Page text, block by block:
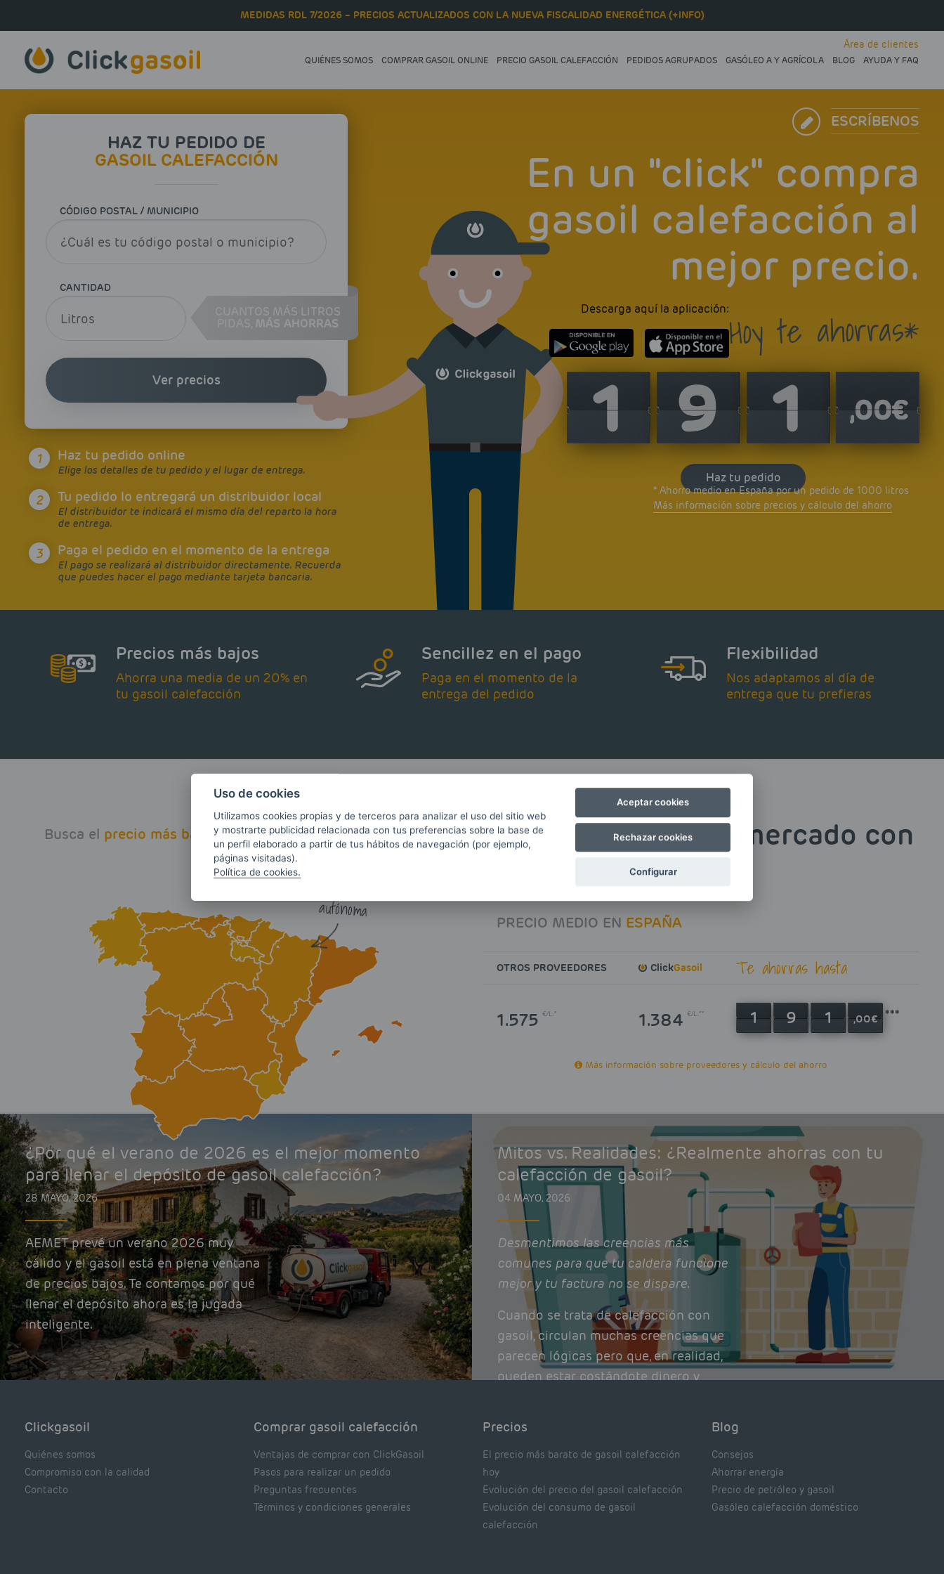
MEDIDAS RDL 7/2026 – PRECIOS ACTUALIZADOS CON LA NUEVA FISCALIDAD ENERGÉTICA (+INFO)
QUIÉNES SOMOS COMPRAR GASOIL ONLINE PRECIO GASOIL CALEFACCIÓN PEDIDOS AGRUPADOS GASÓLEO A Y AGRÍCOLA BLOG AYUDA Y FAQ
Área de clientes
ESCRÍBENOS
HAZ TU PEDIDO DE
GASOIL CALEFACCIÓN
CÓDIGO POSTAL / MUNICIPIO
CANTIDAD
CUANTOS MÁS LITROS
MÁS AHORRAS
Ver precios
1 Haz tu pedido online
Elige los detalles de tu pedido y el lugar de entrega.
2 Tu pedido lo entregará un distribuidor local
El distribuidor te indicará el mismo día del reparto la hora
de entrega.
3 Paga el pedido en el momento de la entrega
El pago se realizará al distribuidor directamente. Recuerda
que puedes hacer el pago mediante tarjeta bancaria.
En un "click" compra
gasoil calefacción al
mejor precio.
Hoy te ahorras*
* Ahorro medio en España por un pedido de 1000 litros
Más información sobre precios y cálculo del ahorro
Haz tu pedido
Descarga aquí la aplicación:
Precios más bajos
Ahorra una media de un 20% en
tu gasoil calefacción
Sencillez en el pago
Paga en el momento de la
entrega del pedido
Flexibilidad
Nos adaptamos al día de
entrega que tu prefieras
Busca el precio más baratode gasoil calefacción en tu zona
Haz click encima de
tu comunidad
autónoma
El mejor precio del mercado con
PRECIO MEDIO EN ESPAÑA
OTROS PROVEEDORES ClickGasoil Te ahorras hasta
1.575€/L.* 1.384€/L.** 1 9 1 ,00€ ***
Más información sobre proveedores y cálculo del ahorro
¿Por qué el verano de 2026 es el mejor momento
para llenar el depósito de gasoil calefacción?
28 MAYO, 2026
AEMET prevé un verano 2026 muy
cálido y el gasoil está en plena ventana
de precios bajos. Te contamos por qué
llenar el depósito ahora es la jugada
inteligente.
Mitos vs. Realidades: ¿Realmente ahorras con tu
calefacción de gasoil?
04 MAYO, 2026
Desmentimos las creencias más
comunes para que tu caldera funcione
mejor y tu factura no se dispare.
Cuando se trata de calefacción con
gasoil, circulan muchas creencias que
parecen lógicas pero que, en realidad,
pueden estar costándote dinero y
Clickgasoil
Quiénes somos
Compromiso con la calidad
Contacto
Comprar gasoil calefacción
Ventajas de comprar con ClickGasoil
Pasos para realizar un pedido
Preguntas frecuentes
Términos y condiciones generales
Precios
El precio más barato de gasoil calefacción
hoy
Evolución del precio del gasoil calefacción
Evolución del consumo de gasoil
calefacción
Blog
Consejos
Ahorrar energía
Precio de petróleo y gasoil
Gasóleo calefacción doméstico
Uso de cookies
Utilizamos cookies propias y de terceros para analizar el uso del sitio web
y mostrarte publicidad relacionada con tus preferencias sobre la base de
un perfil elaborado a partir de tus hábitos de navegación (por ejemplo,
páginas visitadas).
Política de cookies.
Aceptar cookies
Rechazar cookies
Configurar